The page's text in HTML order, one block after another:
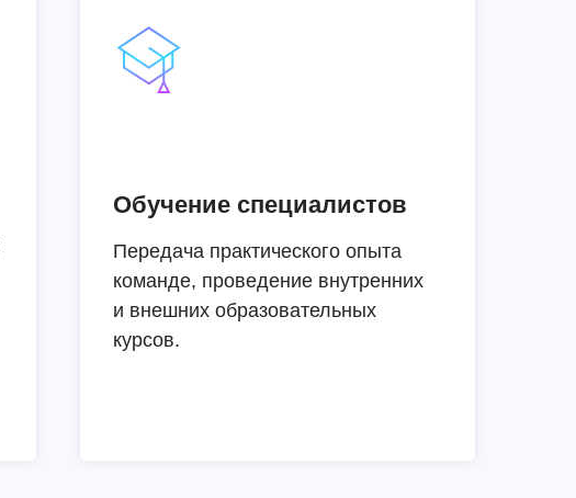
Обучение специалистов
Передача практического опыта
команде, проведение внутренних
и внешних образовательных
курсов.